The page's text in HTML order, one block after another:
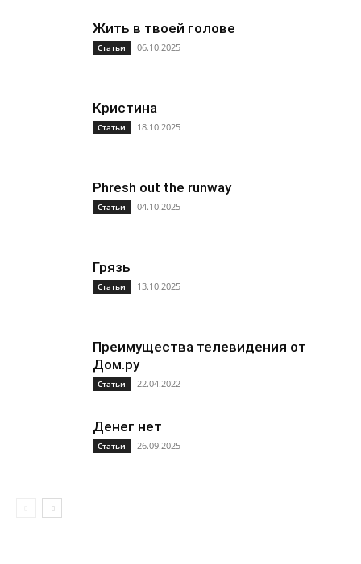
Жить в твоей голове
Статьи 06.10.2025
Кристина
Статьи 18.10.2025
Phresh out the runway
Статьи 04.10.2025
Грязь
Статьи 13.10.2025
Преимущества телевидения от
Дом.ру
Статьи 22.04.2022
Денег нет
Статьи 26.09.2025